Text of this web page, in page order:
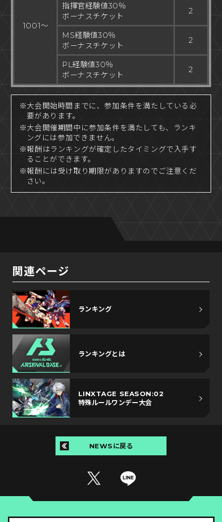
1001～
指揮官経験値30％
ボーナスチケット
2
MS経験値30％
ボーナスチケット
2
PL経験値30％
ボーナスチケット
2
※大会開始時間までに、参加条件を満たしている必
要があります。
※大会開催期間中に参加条件を満たしても、ランキ
ングには参加できません。
※報酬はランキングが確定したタイミングで入手す
ることができます。
※報酬には受け取り期限がありますのでご注意くだ
さい。
関連ページ
ランキング
ランキングとは
LINXTAGE SEASON:02
特殊ルールワンデー大会
NEWSに戻る